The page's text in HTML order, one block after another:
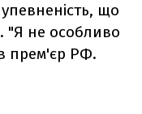
що
"Я не особливо
прем'єр РФ.